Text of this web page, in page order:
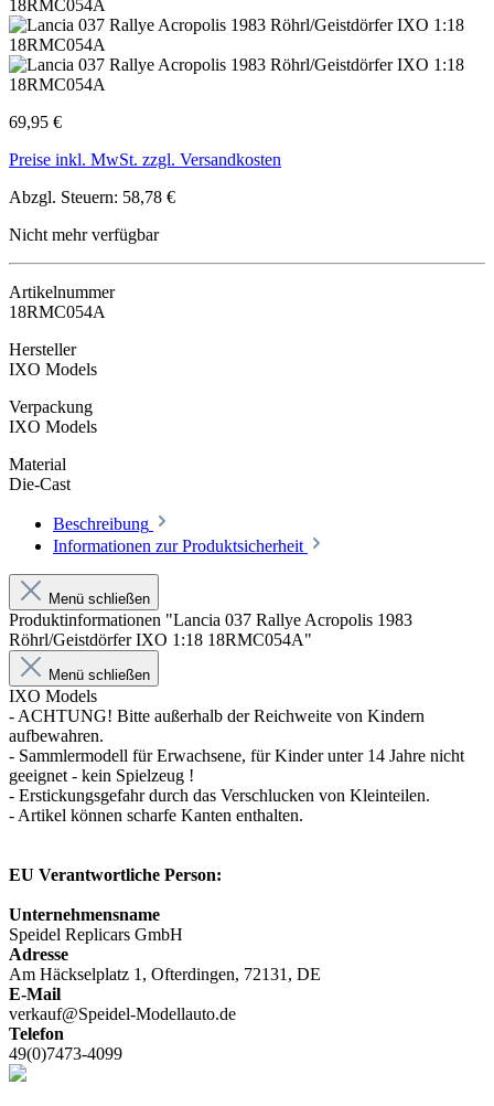
69,95 €
Preise inkl. MwSt. zzgl. Versandkosten
Abzgl. Steuern: 58,78 €
Nicht mehr verfügbar
Artikelnummer
18RMC054A
Hersteller
IXO Models
Verpackung
IXO Models
Material
Die-Cast
Beschreibung
Informationen zur Produktsicherheit
Menü schließen
Produktinformationen "Lancia 037 Rallye Acropolis 1983
Röhrl/Geistdörfer IXO 1:18 18RMC054A"
Menü schließen
IXO Models
- ACHTUNG! Bitte außerhalb der Reichweite von Kindern
aufbewahren.
- Sammlermodell für Erwachsene, für Kinder unter 14 Jahre nicht
geeignet - kein Spielzeug !
- Erstickungsgefahr durch das Verschlucken von Kleinteilen.
- Artikel können scharfe Kanten enthalten.
EU Verantwortliche Person:
Unternehmensname
Speidel Replicars GmbH
Adresse
Am Häckselplatz 1, Ofterdingen, 72131, DE
E-Mail
verkauf@Speidel-Modellauto.de
Telefon
49(0)7473-4099